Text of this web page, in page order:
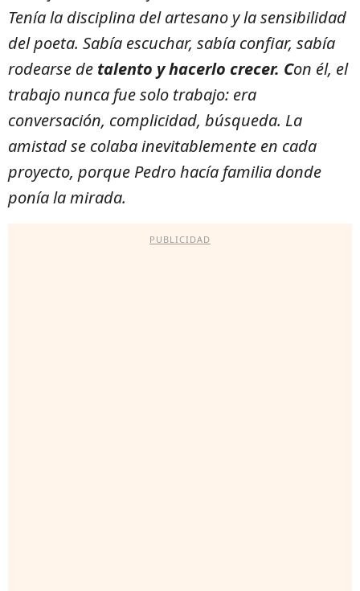
Tenía la disciplina del artesano y la sensibilidad
del poeta. Sabía escuchar, sabía confiar, sabía
rodearse de talento y hacerlo crecer. Con él, el
trabajo nunca fue solo trabajo: era
conversación, complicidad, búsqueda. La
amistad se colaba inevitablemente en cada
proyecto, porque Pedro hacía familia donde
ponía la mirada.
PUBLICIDAD